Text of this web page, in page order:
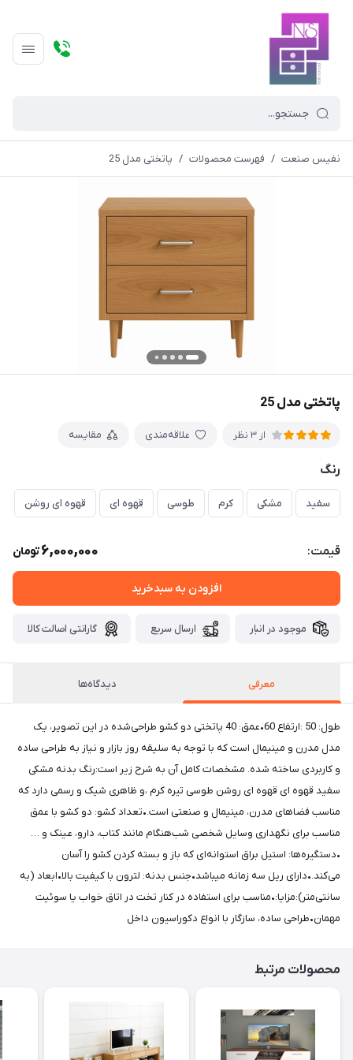
نفیس صنعت / فهرست محصولات / پاتختی مدل 25
پاتختی مدل 25
از 3 نظر علاقه‌مندی مقایسه
رنگ
سفید مشکی کرم طوسی قهوه ای قهوه ای روشن
قیمت: 6,000,000تومان
افزودن به سبدخرید
موجود در انبار ارسال سریع گارانتی اصالت کالا
معرفی دیدگاه‌ها
طول: 50 :ارتفاع 60•عمق: 40 پاتختی دو کشو طراحی‌شده در این تصویر، یک
مدل مدرن و مینیمال است که با توجه به سلیقه روز بازار و نیاز به طراحی ساده
و کاربردی ساخته شده. مشخصات کامل آن به شرح زیر است:رنگ بدنه مشکی
سفید قهوه ای قهوه ای روشن طوسی تیره کرم ،و ظاهری شیک و رسمی دارد که
مناسب فضاهای مدرن، مینیمال و صنعتی است.•تعداد کشو: دو کشو با عمق
مناسب برای نگهداری وسایل شخصی شب‌هنگام مانند کتاب، دارو، عینک و …
•دستگیره‌ها: استیل براق استوانه‌ای که باز و بسته کردن کشو را آسان
می‌کند.•دارای ریل سه زمانه میباشد•جنس بدنه: لترون با کیفیت بالا•ابعاد (به
سانتی‌متر):مزایا:•مناسب برای استفاده در کنار تخت در اتاق خواب یا سوئیت
مهمان•طراحی ساده، سازگار با انواع دکوراسیون داخل
محصولات مرتبط